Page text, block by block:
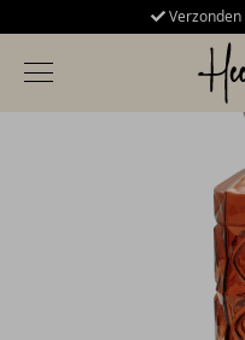
Toggle navigation